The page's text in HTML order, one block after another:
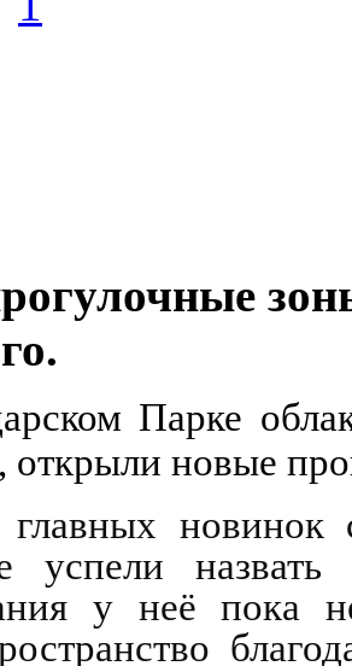
Парке
открыли новые
новинок
успели
у неё пока